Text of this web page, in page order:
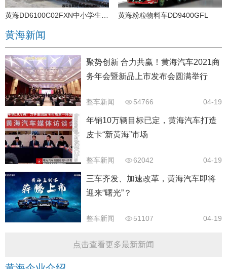
黄海粉粒物料车DD9400GFL
黄海新闻
聚势创新 合力共赢！黄海汽车2021商
务年会暨新品上市发布会圆满举行
整车新闻 54766 04-19
年销10万辆目标已定，黄海汽车打造
皮卡“新黄海”市场
整车新闻 62042 04-19
三车齐发、加速改革，黄海汽车即将
迎来“曙光”？
整车新闻 51107 04-19
点击查看更多最新新闻